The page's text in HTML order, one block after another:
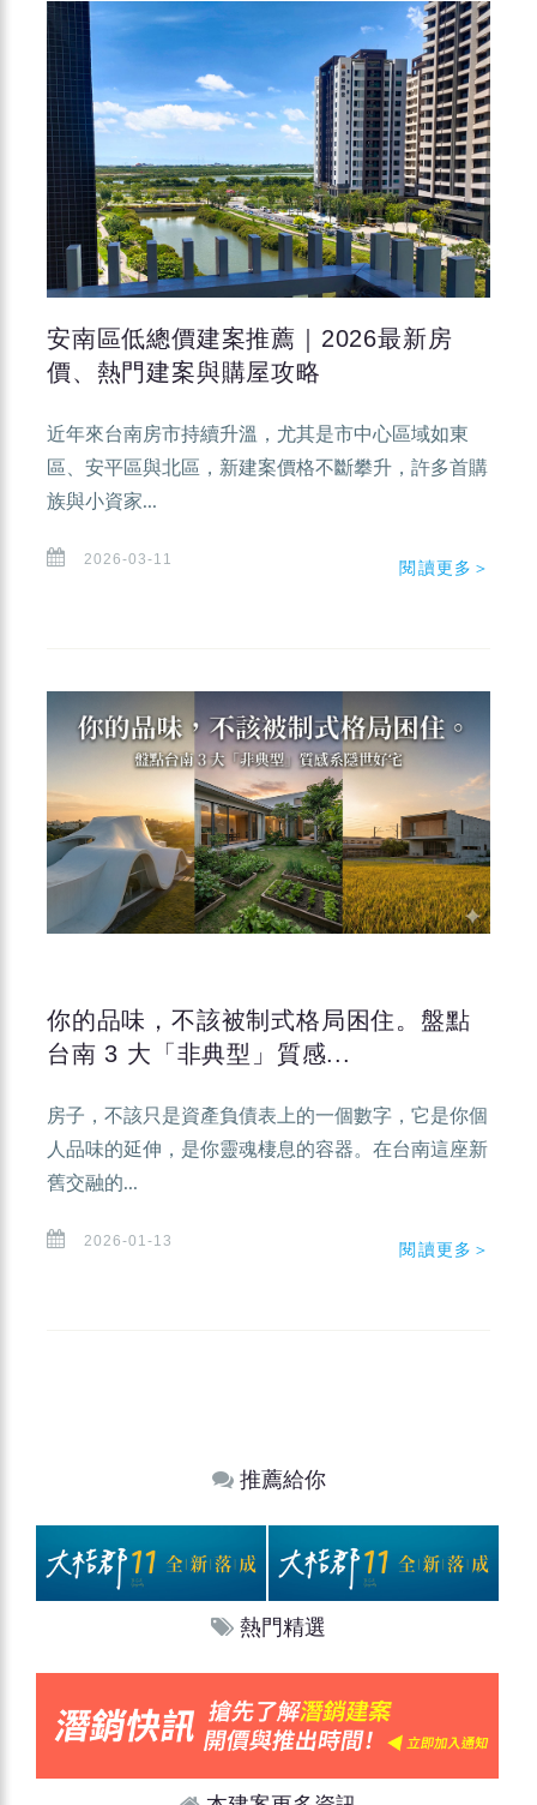
安南區低總價建案推薦｜2026最新房
價、熱門建案與購屋攻略
近年來台南房市持續升溫，尤其是市中心區域如東
區、安平區與北區，新建案價格不斷攀升，許多首購
族與小資家...
2026-03-11 閱讀更多＞
你的品味，不該被制式格局困住。盤點
台南 3 大「非典型」質感...
房子，不該只是資產負債表上的一個數字，它是你個
人品味的延伸，是你靈魂棲息的容器。在台南這座新
舊交融的...
2026-01-13 閱讀更多＞
推薦給你
熱門精選